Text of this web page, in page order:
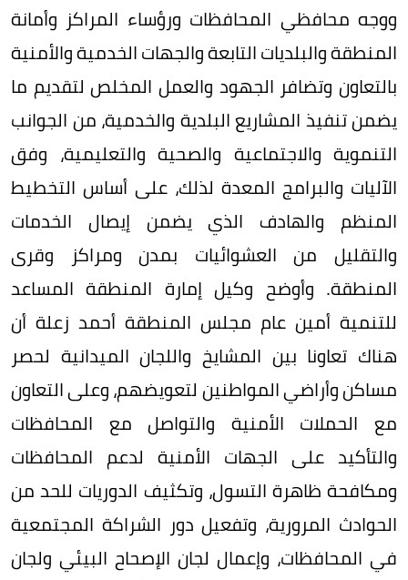
ووجه محافظي المحافظات ورؤساء المراكز وأمانة
المنطقة والبلديات التابعة والجهات الخدمية والأمنية
بالتعاون وتضافر الجهود والعمل المخلص لتقديم ما
يضمن تنفيذ المشاريع البلدية والخدمية، من الجوانب
التنموية والاجتماعية والصحية والتعليمية، وفق
الآليات والبرامج المعدة لذلك، على أساس التخطيط
المنظم والهادف الذي يضمن إيصال الخدمات
والتقليل من العشوائيات بمدن ومراكز وقرى
المنطقة. وأوضح وكيل إمارة المنطقة المساعد
للتنمية أمين عام مجلس المنطقة أحمد زعلة أن
هناك تعاونا بين المشايخ واللجان الميدانية لحصر
مساكن وأراضي المواطنين لتعويضهم، وعلى التعاون
مع الحملات الأمنية والتواصل مع المحافظات
والتأكيد على الجهات الأمنية لدعم المحافظات
ومكافحة ظاهرة التسول، وتكثيف الدوريات للحد من
الحوادث المرورية، وتفعيل دور الشراكة المجتمعية
في المحافظات، وإعمال لجان الإصحاح البيئي ولجان